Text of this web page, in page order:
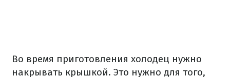
Во время приготовления холодец нужно
накрывать крышкой. Это нужно для того,